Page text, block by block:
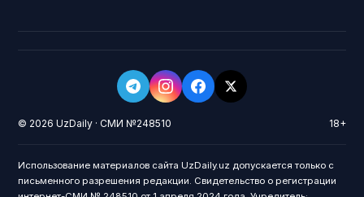
© 2026 UzDaily · СМИ №248510 18+
Использование материалов сайта UzDaily.uz допускается только с
письменного разрешения редакции. Свидетельство о регистрации